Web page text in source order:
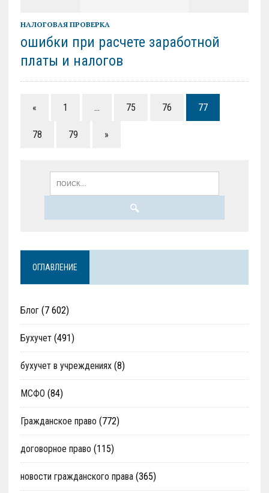
НАЛОГОВАЯ ПРОВЕРКА
ошибки при расчете заработной
платы и налогов
« 1 … 75 76 77
78 79 »
ОГЛАВЛЕНИЕ
Блог(7 602)
Бухучет(491)
бухучет в учреждениях(8)
МСФО (84)
Гражданское право (772)
договорное право (115)
новости гражданского права(365)